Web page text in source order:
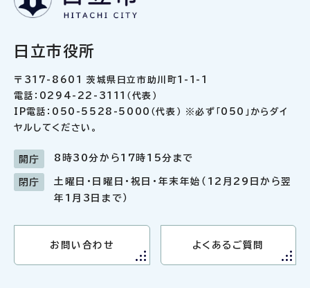
日立市役所
〒317-8601 茨城県日立市助川町1-1-1
電話：0294-22-3111（代表）
IP電話：050-5528-5000（代表） ※必ず「050」からダイ
ヤルしてください。
開庁 8時30分から17時15分まで
閉庁
土曜日・日曜日・祝日・年末年始（12月29日から翌
年1月3日まで）
お問い合わせ よくあるご質問